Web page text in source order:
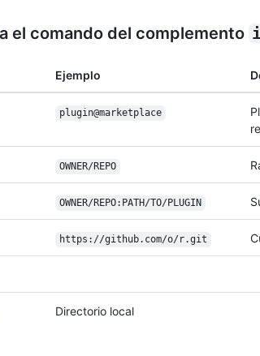
el comando del complemento
Ejemplo
plugin@marketplace
OWNER/REPO
OWNER/REPO:PATH/TO/PLUGIN
https://github.com/o/r.git
Directorio local